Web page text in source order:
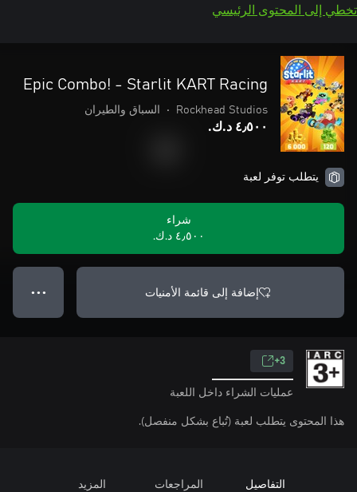
تخطي إلى المحتوى الرئيسي
Epic Combo! - Starlit KART Racing
Rockhead Studios
• السباق والطيران
٤٫٥٠٠ د.ك.‏
يتطلب توفر لعبة
شراء
٤٫٥٠٠ د.ك.‏
إضافة إلى قائمة الأمنيات ● ● ●
3+
عمليات الشراء داخل اللعبة
هذا المحتوى يتطلب لعبة (تُباع بشكل منفصل).
التفاصيل المراجعات المزيد